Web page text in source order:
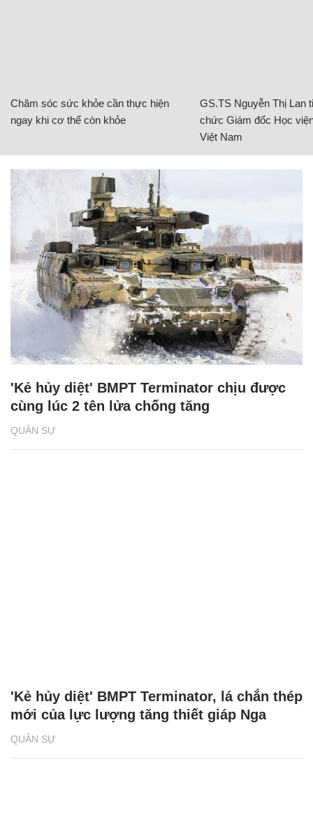
Chăm sóc sức khỏe cần thực hiện
ngay khi cơ thể còn khỏe
GS.TS Nguyễn Thị Lan
chức Giám đốc Học
Việt Nam
QUÂN SỰ
'Kẻ hủy diệt' BMPT Terminator chịu được
cùng lúc 2 tên lửa chống tăng
QUÂN SỰ
'Kẻ hủy diệt' BMPT Terminator, lá chắn thép
mới của lực lượng tăng thiết giáp Nga